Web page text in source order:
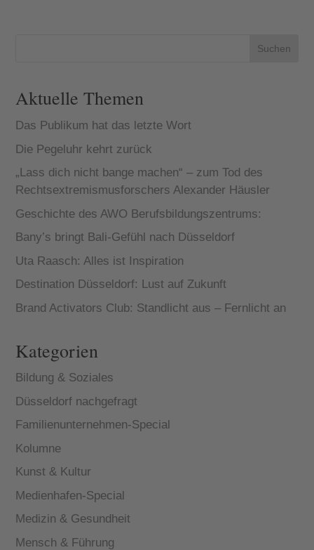
Suchen
Aktuelle Themen
Das Publikum hat das letzte Wort
Die Pegeluhr kehrt zurück
„Lass dich nicht bange machen“ – zum Tod des
Rechtsextremismusforschers Alexander Häusler
Geschichte des AWO Berufsbildungszentrums:
Bany’s bringt Bali-Gefühl nach Düsseldorf
Uta Raasch: Alles ist Inspiration
Destination Düsseldorf: Lust auf Zukunft
Brand Activators Club: Standlicht aus – Fernlicht an
Kategorien
Bildung & Soziales
Düsseldorf nachgefragt
Familienunternehmen-Special
Kolumne
Kunst & Kultur
Medienhafen-Special
Medizin & Gesundheit
Mensch & Führung